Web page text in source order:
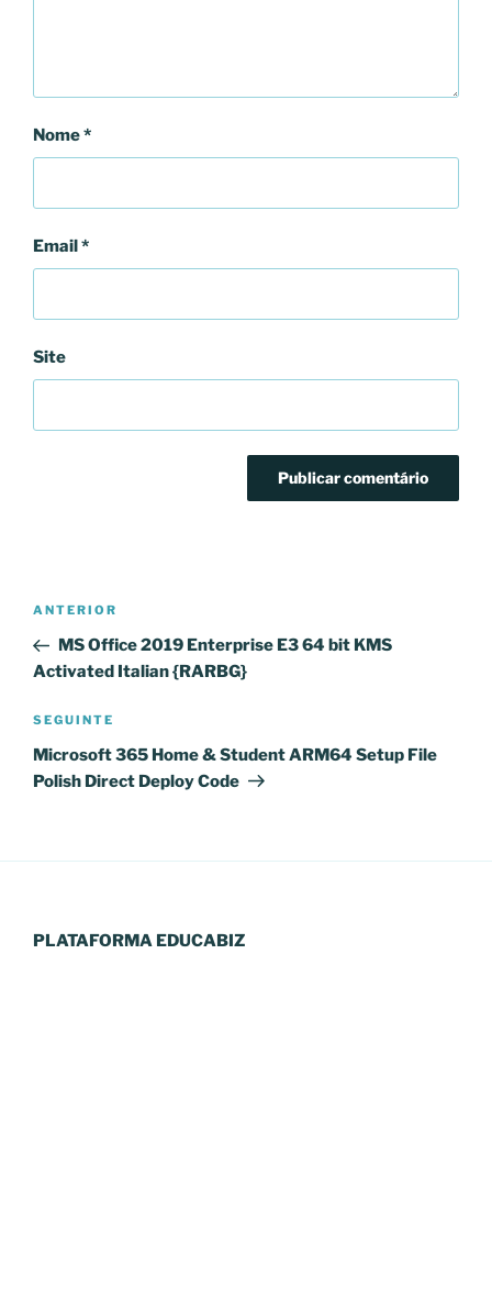
Nome*
Email*
Site
Navegação
artigos
Conteúdo
anterior
ANTERIOR
MS Office 2019 Enterprise E3 64 bit KMS
Activated Italian {RARBG}
Conteúdo
seguinte
SEGUINTE
Microsoft 365 Home & Student ARM64 Setup File
Polish Direct Deploy Code
PLATAFORMA EDUCABIZ